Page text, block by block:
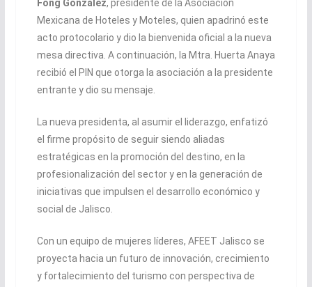
Fong González, presidente de la Asociación
Mexicana de Hoteles y Moteles, quien apadrinó este
acto protocolario y dio la bienvenida oficial a la nueva
mesa directiva. A continuación, la Mtra. Huerta Anaya
recibió el PIN que otorga la asociación a la presidente
entrante y dio su mensaje.
La nueva presidenta, al asumir el liderazgo, enfatizó
el firme propósito de seguir siendo aliadas
estratégicas en la promoción del destino, en la
profesionalización del sector y en la generación de
iniciativas que impulsen el desarrollo económico y
social de Jalisco.
Con un equipo de mujeres líderes, AFEET Jalisco se
proyecta hacia un futuro de innovación, crecimiento
y fortalecimiento del turismo con perspectiva de